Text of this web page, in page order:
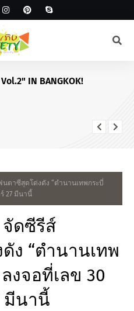
ทุกเจน! "Tpartner" ชวน "พี่
นตาซีสุดโด่งดัง “ตำนานเทพกระบี่
27 มีนานี้
จัดซีรีส์
ง “ตำนานเทพ
งจอที่เลข 30
มีนานี้